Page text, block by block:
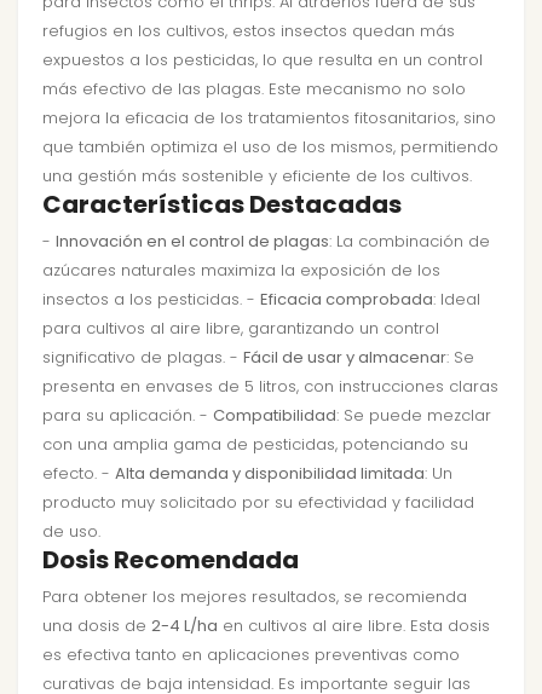
refugios en los cultivos, estos insectos quedan más
expuestos a los pesticidas, lo que resulta en un control
más efectivo de las plagas. Este mecanismo no solo
mejora la eficacia de los tratamientos fitosanitarios, sino
que también optimiza el uso de los mismos, permitiendo
una gestión más sostenible y eficiente de los cultivos.
Características Destacadas
- Innovación en el control de plagas: La combinación de
azúcares naturales maximiza la exposición de los
insectos a los pesticidas. - Eficacia comprobada: Ideal
para cultivos al aire libre, garantizando un control
significativo de plagas. - Fácil de usar y almacenar: Se
presenta en envases de 5 litros, con instrucciones claras
para su aplicación. - Compatibilidad: Se puede mezclar
con una amplia gama de pesticidas, potenciando su
efecto. - Alta demanda y disponibilidad limitada: Un
producto muy solicitado por su efectividad y facilidad
de uso.
Dosis Recomendada
Para obtener los mejores resultados, se recomienda
una dosis de 2-4 L/ha en cultivos al aire libre. Esta dosis
es efectiva tanto en aplicaciones preventivas como
curativas de baja intensidad. Es importante seguir las